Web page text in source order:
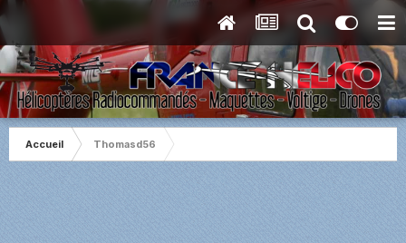
Accueil Thomasd56